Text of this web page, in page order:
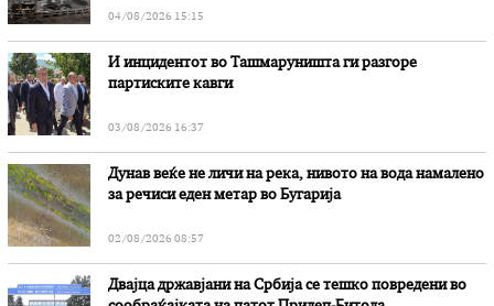
04/08/2026 15:15
И инцидентот во Ташмаруништa ги разгоре
партиските кавги
03/08/2026 16:37
Дунав веќе не личи на река, нивото на вода намалено
за речиси еден метар во Бугарија
02/08/2026 08:57
Двајца државјани на Србија се тешко повредени во